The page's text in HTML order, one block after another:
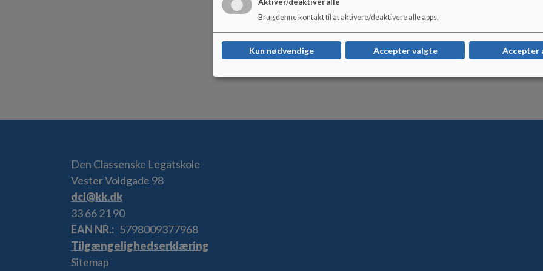
Medarbejderrepræsentanter:
Nina & Anders
Den Classenske Legatskole
Vester Voldgade 98
dcl@kk.dk
33 66 21 90
EAN NR.
5798009377968
Tilgængelighedserklæring
Sitemap
Aktiver/deaktivér alle
Brug denne kontakt til at aktivere/deaktivere alle apps.
Kun nødvendige Accepter valgte Accepter